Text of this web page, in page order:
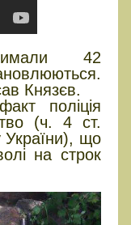
42
Князєв.
поліція
(ч. 4 ст.
України), що
на строк